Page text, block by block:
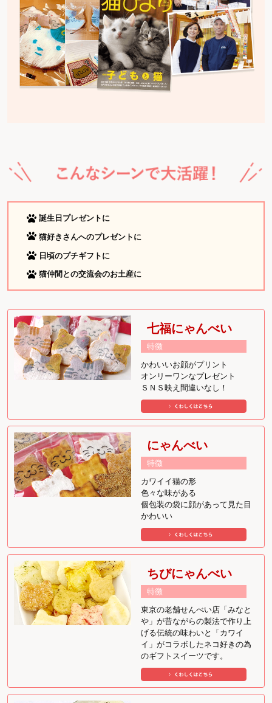
誕生日プレゼントに
猫好きさんへのプレゼントに
日頃のプチギフトに
猫仲間との交流会のお土産に
七福にゃんべい
特徴
かわいいお顔がプリント
オンリーワンなプレゼント
ＳＮＳ映え間違いなし！
にゃんべい
特徴
カワイイ猫の形
色々な味がある
個包装の袋に顔があって見た目
かわいい
ちびにゃんべい
特徴
東京の老舗せんべい店「みなと
や」が昔ながらの製法で作り上
げる伝統の味わいと「カワイ
イ」がコラボしたネコ好きの為
のギフトスイーツです。